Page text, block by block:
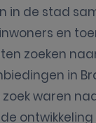
in de stad
en
zoeken
in
waren